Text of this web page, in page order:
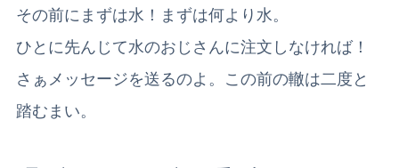
その前にまずは水！ まずは何より水。
ひとに先んじて水のおじさんに注文しなければ！
さぁメッセージを送るのよ。この前の轍は二度と
踏むまい。